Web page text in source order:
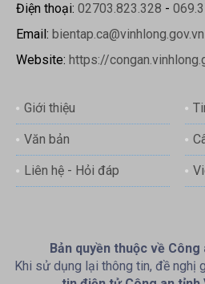
Điện thoại: 02703.823.328 -
Email: bientap.ca@vinhlong.gov.vn
Website: https://
Giới thiệu
Văn bản
Liên hệ - Hỏi đáp
Bản quyền thuộc về Công
Khi sử dụng lại thông tin, đề nghị